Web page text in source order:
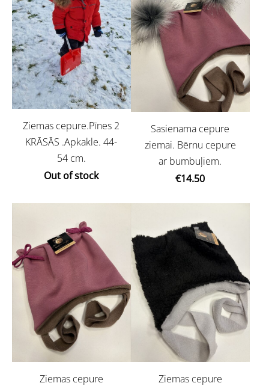
Ziemas cepure.Pīnes 2
KRĀSĀS .Apkakle. 44-
54 cm.
Out of stock
Sasienama cepure
ziemai. Bērnu cepure
ar bumbuļiem.
€14.50
Ziemas cepure
Ziemas cepure